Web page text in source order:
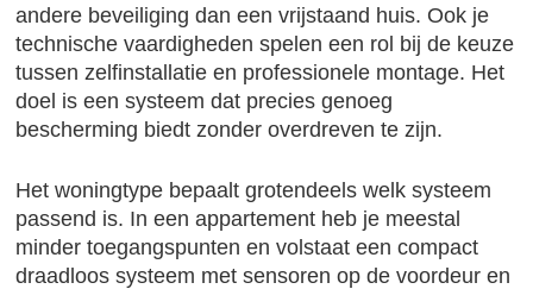
andere beveiliging dan een vrijstaand huis. Ook je
technische vaardigheden spelen een rol bij de keuze
tussen zelfinstallatie en professionele montage. Het
doel is een systeem dat precies genoeg
bescherming biedt zonder overdreven te zijn.
Het woningtype bepaalt grotendeels welk systeem
passend is. In een appartement heb je meestal
minder toegangspunten en volstaat een compact
draadloos systeem met sensoren op de voordeur en